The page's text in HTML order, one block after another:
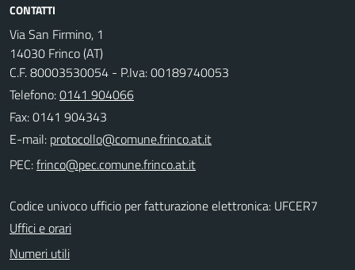
CONTATTI
Via San Firmino, 1
14030 Frinco (AT)
C.F. 80003530054 - P.Iva: 00189740053
Telefono:0141 904066
Fax: 0141 904343
E-mail:
PEC:
Codice univoco ufficio per fatturazione elettronica: UFCER7
Uffici e orari
Numeri utili